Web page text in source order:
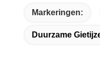
Markeringen:
Duurzame